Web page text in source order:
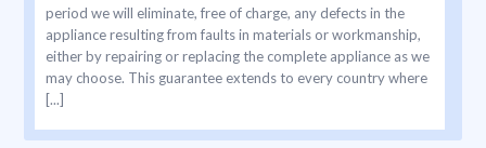
period we will eliminate, free of charge, any defects in the
appliance resulting from faults in materials or workmanship,
either by repairing or replacing the complete appliance as we
may choose. This guarantee extends to every country where
[...]